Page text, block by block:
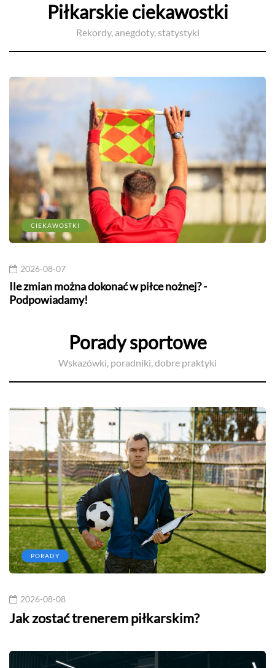
Piłkarskie ciekawostki
Rekordy, anegdoty, statystyki
CIEKAWOSTKI
2026-08-07
Ile zmian można dokonać w piłce nożnej? -
Podpowiadamy!
Porady sportowe
Wskazówki, poradniki, dobre praktyki
PORADY
2026-08-08
Jak zostać trenerem piłkarskim?